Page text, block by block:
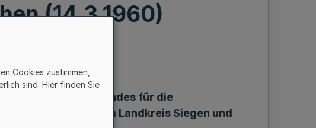
(14.3.1960)
Abwasserverbandes für die
Niederschelden im Landkreis Siegen und
Cookies zustimmen,
sind. Hier finden Sie